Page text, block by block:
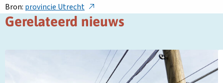
Bron: provincie Utrecht Deze
link
nieuw
tabblad
Gerelateerd nieuws